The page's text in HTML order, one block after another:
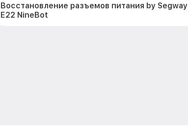
Восстановление разъемов питания by Segway
E22 NineBot